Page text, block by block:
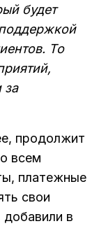
будет
То
за
продолжит
всем
платежные
свои
добавили в